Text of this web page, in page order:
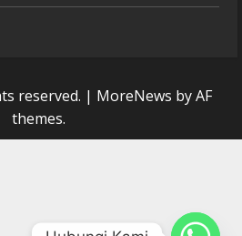
reserved. | MoreNews by AF
themes.